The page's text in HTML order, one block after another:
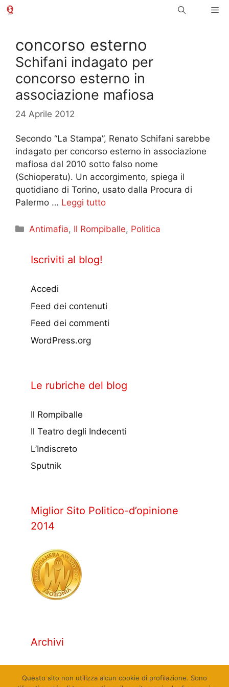
Vai
concorso esterno
Schifani indagato per
concorso esterno in
associazione mafiosa
24 Aprile 2012
Secondo “La Stampa”, Renato Schifani sarebbe
indagato per concorso esterno in associazione
mafiosa dal 2010 sotto falso nome
(Schioperatu). Un accorgimento, spiega il
quotidiano di Torino, usato dalla Procura di
Palermo … Leggi tutto
Categorie
Antimafia, Il Rompiballe, Politica
Iscriviti al blog!
Accedi
Feed dei contenuti
Feed dei commenti
WordPress.org
Le rubriche del blog
Il Rompiballe
Il Teatro degli Indecenti
L’Indiscreto
Sputnik
Miglior Sito Politico-d’opinione
2014
Archivi
Questo sito non utilizza alcun cookie di profilazione. Sono